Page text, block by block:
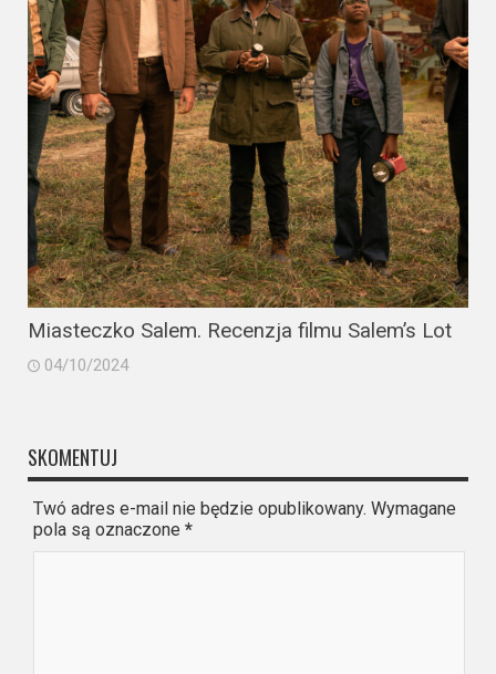
Miasteczko Salem. Recenzja filmu Salem’s Lot
04/10/2024
SKOMENTUJ
Twó adres e-mail nie będzie opublikowany. Wymagane
pola są oznaczone *